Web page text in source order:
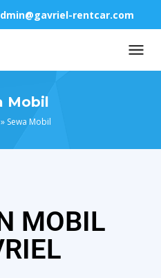
rentcar.com
Mobil
» Sewa Mobil
MOBIL